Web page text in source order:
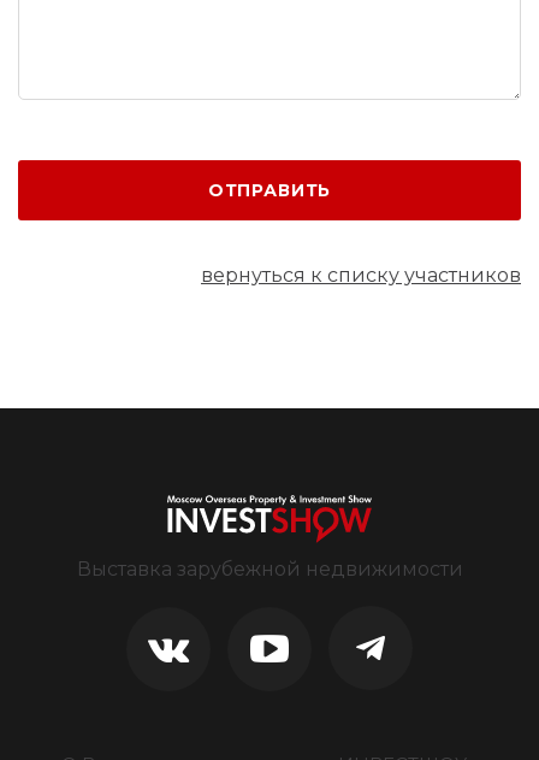
ОТПРАВИТЬ
вернуться к списку участников
Выставка зарубежной недвижимости